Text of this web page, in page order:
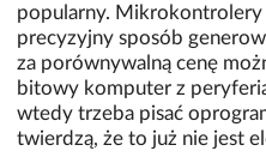
popularny. Mikrokontrolery
precyzyjny sposób
za porównywalną cenę
bitowy komputer z
wtedy trzeba pisać
twierdzą, że to już nie jest